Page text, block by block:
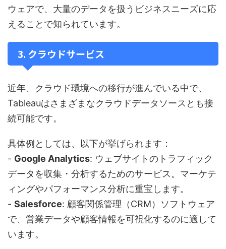
ウェアで、大量のデータを扱うビジネスニーズに応
えることで知られています。
3. クラウドサービス
近年、クラウド環境への移行が進んでいる中で、
Tableauはさまざまなクラウドデータソースとも接
続可能です。
具体例としては、以下が挙げられます：
- Google Analytics: ウェブサイトのトラフィック
データを収集・分析するためのサービス。マーケテ
ィングやパフォーマンス分析に重宝します。
- Salesforce: 顧客関係管理（CRM）ソフトウェア
で、営業データや顧客情報を可視化するのに適して
います。